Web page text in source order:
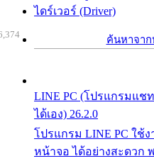
ไดร์เวอร์ (Driver)
ค้นหาจา
LINE PC (โปรแกรมแช
ได้เอง) 26.2.0
โปรแกรม LINE PC ใช้
หน้าจอ ได้อย่างสะดวก